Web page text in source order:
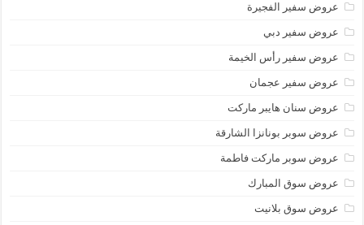
عروض سفير الفجيرة
عروض سفير دبي
عروض سفير رأس الخيمة
عروض سفير عجمان
عروض سنان هايبر ماركت
عروض سوبر بونانزا الشارقة
عروض سوبر ماركت فاطمة
عروض سوق المبارك
عروض سوق بلانيت